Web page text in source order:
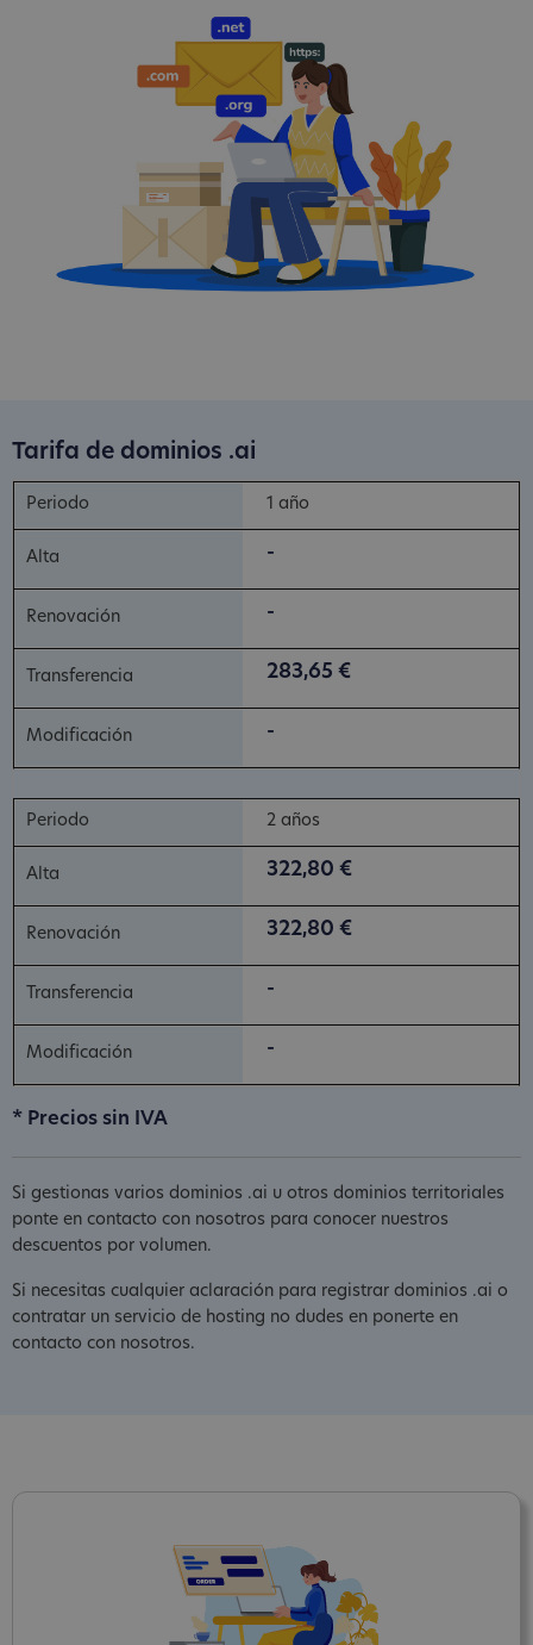
Tarifa de dominios .ai
1 año
-
-
283,65 €
-
2 años
322,80 €
322,80 €
-
-
* Precios sin IVA
Si gestionas varios dominios .ai u otros dominios territoriales
ponte en contacto con nosotros para conocer nuestros
descuentos por volumen.
Si necesitas cualquier aclaración para registrar dominios .ai o
contratar un servicio de hosting no dudes en ponerte en
contacto con nosotros.